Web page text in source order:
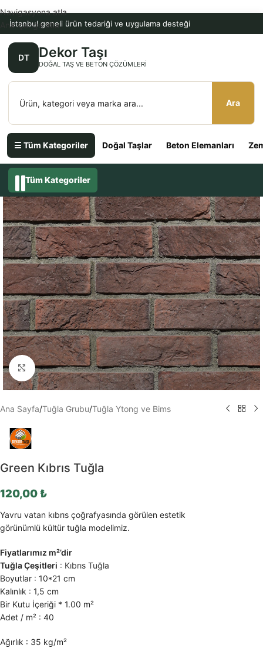
İstanbul geneli ürün tedariği ve uygulama desteği
DT Dekor Taşı
DOĞAL TAŞ VE BETON ÇÖZÜMLERI
Ara
☰ Tüm Kategoriler Doğal Taşlar Beton Elemanları
Navigasyona atla
Ana içeriğe atla
Tüm Kategoriler
Büyütmek için tıklayın
Ana Sayfa/Tuğla Grubu/Tuğla Ytong ve Bims
Green Kıbrıs Tuğla
120,00 ₺
Yavru vatan kıbrıs çoğrafyasında görülen estetik
görünümlü kültür tuğla modelimiz.
Fiyatlarımız m²’dir
Tuğla Çeşitleri : Kıbrıs Tuğla
Boyutlar : 10*21 cm
Kalınlık : 1,5 cm
Bir Kutu İçeriği * 1.00 m²
Adet / m² : 40
Ağırlık : 35 kg/m²